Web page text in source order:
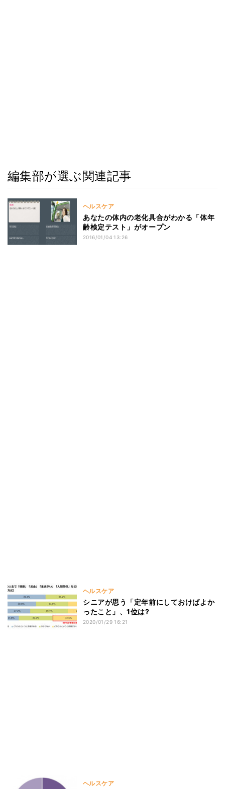
編集部が選ぶ関連記事
ヘルスケア
あなたの体内の老化具合がわかる「体年
齢検定テスト」がオープン
2016/01/04 13:26
ヘルスケア
シニアが思う「定年前にしておけばよか
ったこと」、1位は?
2020/01/29 16:21
ヘルスケア